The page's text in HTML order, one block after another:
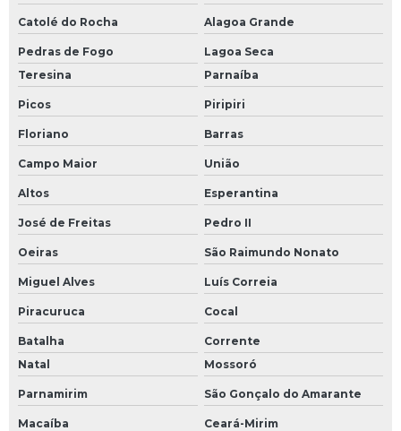
Catolé do Rocha Alagoa Grande
Pedras de Fogo
Lagoa Seca
Teresina
Parnaíba
Picos Piripiri
Floriano Barras
Campo Maior União
Altos Esperantina
José de Freitas Pedro II
Oeiras São Raimundo Nonato
Miguel Alves Luís Correia
Piracuruca Cocal
Batalha
Corrente
Natal
Mossoró
Parnamirim São Gonçalo do Amarante
Macaíba Ceará-Mirim